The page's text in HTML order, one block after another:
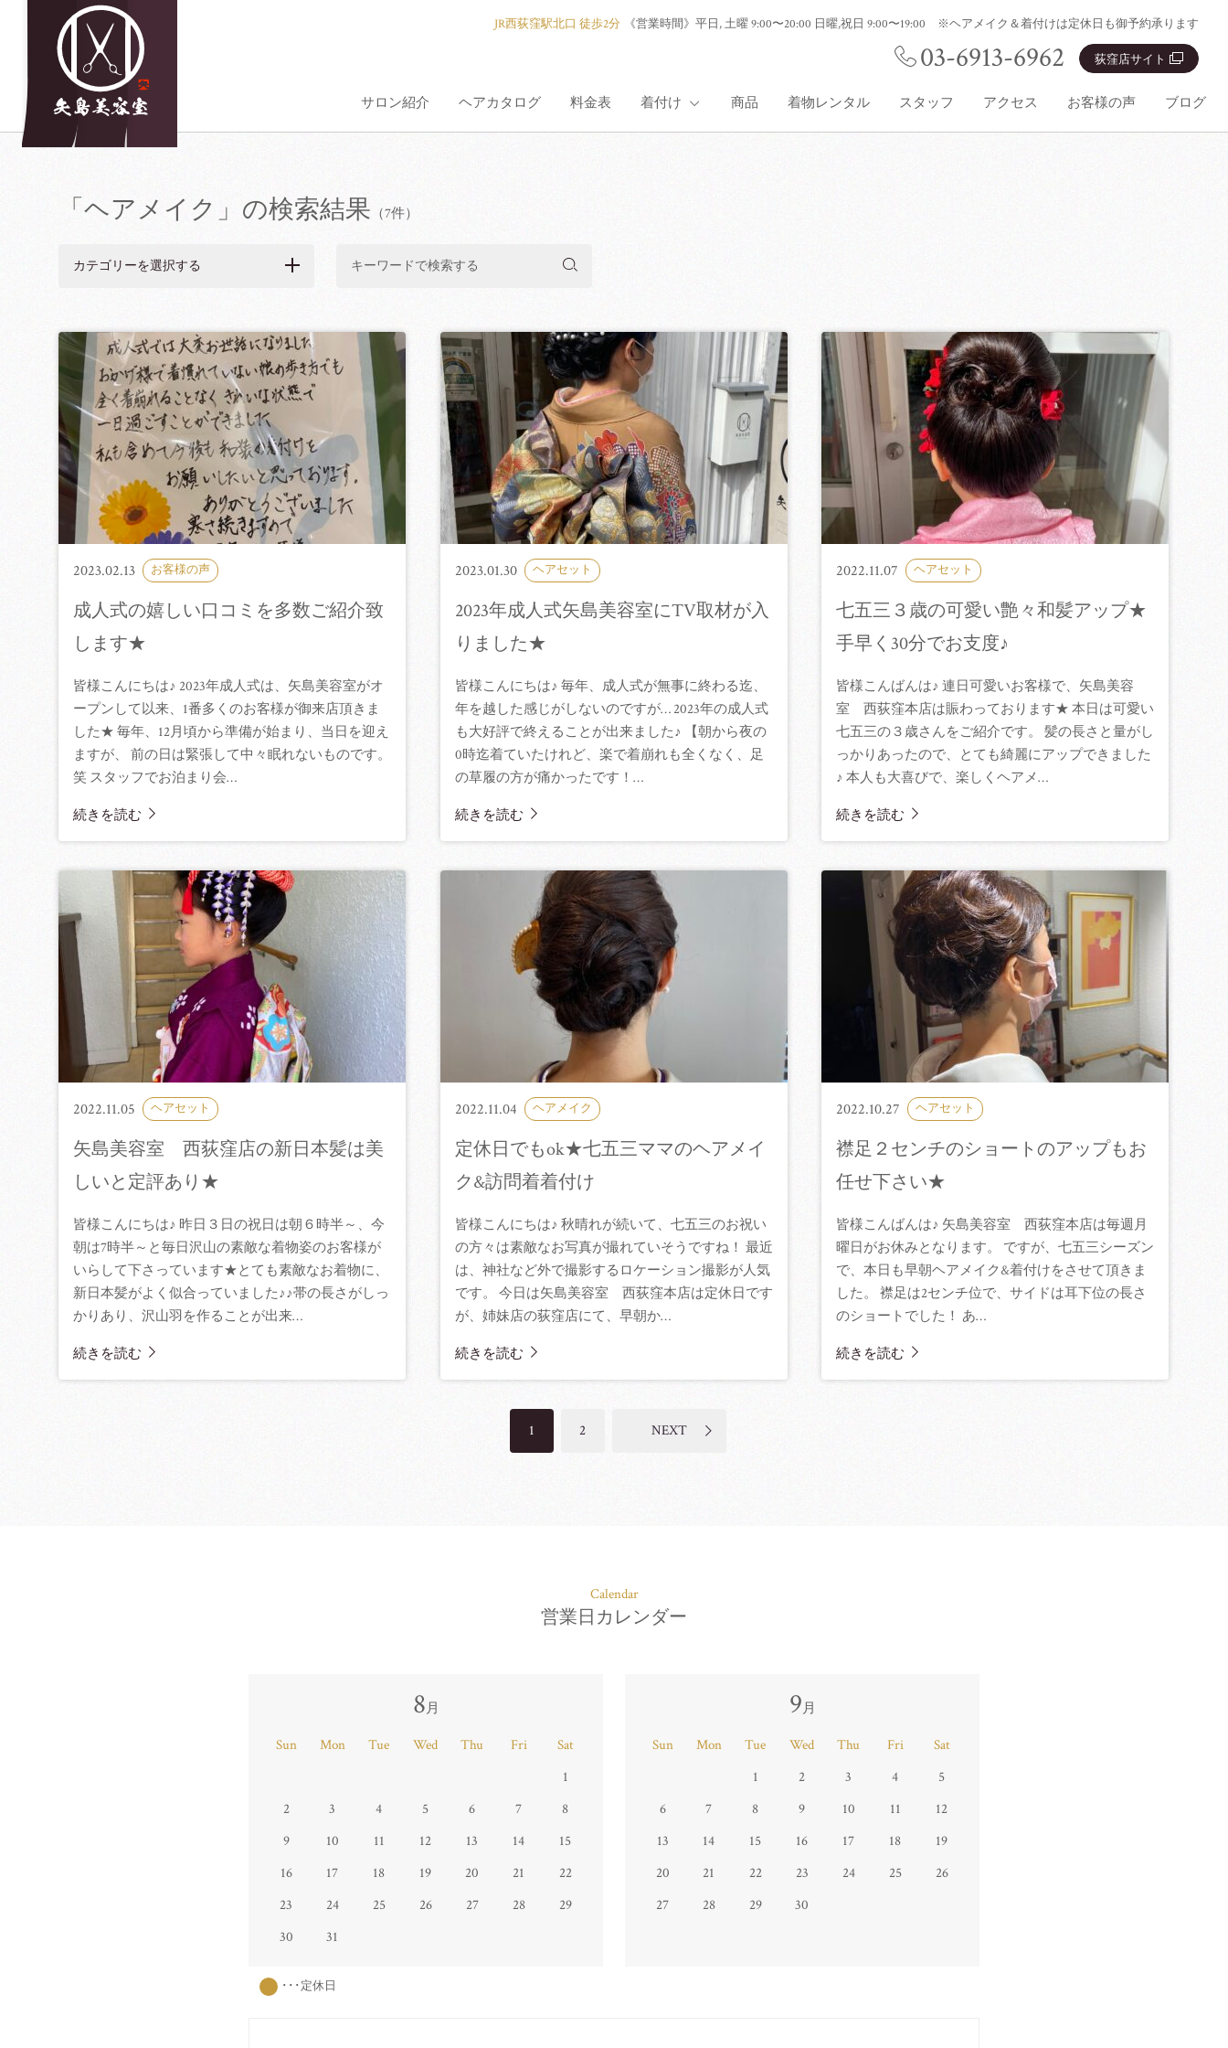
JR西荻窪駅北口 徒歩2分 《営業時間》 平日, 土曜 9:00〜20:00 日曜,祝日 9:00〜19:00 ※ヘアメイク＆着付けは定休日も御予約承ります
03-6913-6962 荻窪店サイト
サロン紹介 ヘアカタログ 料金表 着付け
卒業式
訪問着
商品 着物レンタル スタッフ アクセス お客様の声 ブログ
「ヘアメイク」の検索結果 （7件）
カテゴリーを選択する
2023.02.13 お客様の声
成人式の嬉しい口コミを多数ご紹介致
します★
皆様こんにちは♪ 2023年成人式は、矢島美容室がオ
ープンして以来、1番多くのお客様が御来店頂きま
した★ 毎年、12月頃から準備が始まり、当日を迎え
ますが、 前の日は緊張して中々眠れないものです。
笑 スタッフでお泊まり会…
続きを読む
2023.01.30 ヘアセット
2023年成人式矢島美容室にTV取材が入
りました★
皆様こんにちは♪ 毎年、成人式が無事に終わる迄、
年を越した感じがしないのですが… 2023年の成人式
も大好評で終えることが出来ました♪ 【朝から夜の
0時迄着ていたけれど、楽で着崩れも全くなく、足
の草履の方が痛かったです！…
続きを読む
2022.11.07 ヘアセット
七五三３歳の可愛い艶々和髪アップ★
手早く30分でお支度♪
皆様こんばんは♪ 連日可愛いお客様で、矢島美容
室 西荻窪本店は賑わっております★ 本日は可愛い
七五三の３歳さんをご紹介です。 髪の長さと量がし
っかりあったので、とても綺麗にアップできました
♪ 本人も大喜びで、楽しくヘアメ…
続きを読む
2022.11.05 ヘアセット
矢島美容室 西荻窪店の新日本髪は美
しいと定評あり★
皆様こんにちは♪ 昨日３日の祝日は朝６時半～、今
朝は7時半～と毎日沢山の素敵な着物姿のお客様が
いらして下さっています★とても素敵なお着物に、
新日本髪がよく似合っていました♪♪帯の長さがしっ
かりあり、沢山羽を作ることが出来…
続きを読む
2022.11.04 ヘアメイク
定休日でもok★七五三ママのヘアメイ
ク&訪問着着付け
皆様こんにちは♪ 秋晴れが続いて、七五三のお祝い
の方々は素敵なお写真が撮れていそうですね！ 最近
は、神社など外で撮影するロケーション撮影が人気
です。 今日は矢島美容室 西荻窪本店は定休日です
が、姉妹店の荻窪店にて、早朝か…
続きを読む
2022.10.27 ヘアセット
襟足２センチのショートのアップもお
任せ下さい★
皆様こんばんは♪ 矢島美容室 西荻窪本店は毎週月
曜日がお休みとなります。 ですが、七五三シーズン
で、本日も早朝ヘアメイク&着付けをさせて頂きま
した。 襟足は2センチ位で、サイドは耳下位の長さ
のショートでした！ あ…
続きを読む
1 2 NEXT
Calendar
営業日カレンダー
8月
Sun Mon Tue Wed Thu Fri
Sat
1
2
3 4 5 6 7
8
9
10 11 12 13 14
15
16
17 18 19 20 21
22
23
24 25 26 27 28
29
30
31
9月
Sun Mon Tue Wed Thu Fri
Sat
1
2 3 4
5
6
7 8 9 10 11
12
13
14 15 16 17 18
19
20
21 22 23 24 25
26
27
28 29 30
･･･定休日